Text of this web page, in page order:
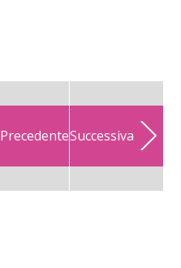
PrecedenteSuccessiva